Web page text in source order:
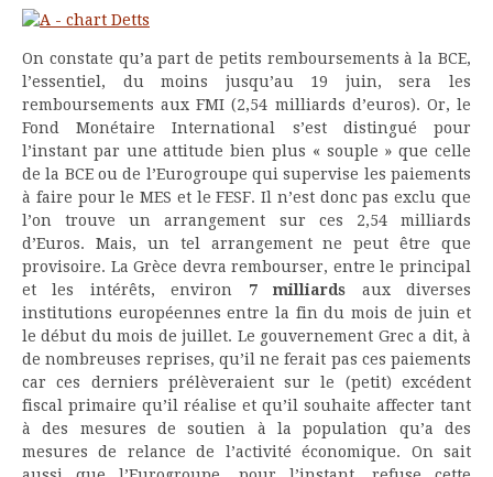
On constate qu’a part de petits remboursements à la BCE,
l’essentiel, du moins jusqu’au 19 juin, sera les
remboursements aux FMI (2,54 milliards d’euros). Or, le
Fond Monétaire International s’est distingué pour
l’instant par une attitude bien plus « souple » que celle
de la BCE ou de l’Eurogroupe qui supervise les paiements
à faire pour le MES et le FESF. Il n’est donc pas exclu que
l’on trouve un arrangement sur ces 2,54 milliards
d’Euros. Mais, un tel arrangement ne peut être que
provisoire. La Grèce devra rembourser, entre le principal
et les intérêts, environ 7 milliards aux diverses
institutions européennes entre la fin du mois de juin et
le début du mois de juillet. Le gouvernement Grec a dit, à
de nombreuses reprises, qu’il ne ferait pas ces paiements
car ces derniers prélèveraient sur le (petit) excédent
fiscal primaire qu’il réalise et qu’il souhaite affecter tant
à des mesures de soutien à la population qu’a des
mesures de relance de l’activité économique. On sait